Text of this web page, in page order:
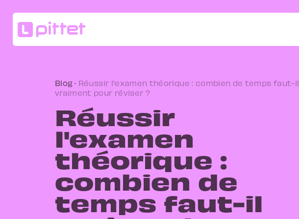
Blog · Réussir l'examen théorique : combien de temps faut-il
vraiment pour réviser ?
Réussir
l'examen
théorique :
combien de
temps faut-il